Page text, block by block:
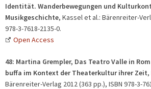
Identität. Wanderbewegungen und
Musikgeschichte, Kassel et al.: Bärenreiter-
978-3-7618-2135-0.
Open Access
48: Martina Grempler, Das Teatro Valle in Rom
buffa im Kontext der Theaterkultur ihrer Zeit
Bärenreiter-Verlag 2012 (363 pp.), ISBN 978-3-